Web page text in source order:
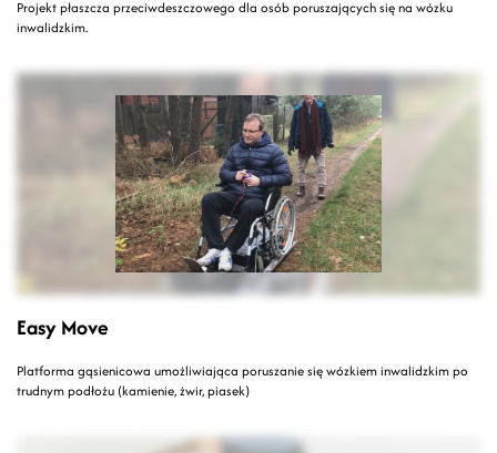
Projekt płaszcza przeciwdeszczowego dla osób poruszających się na wózku
inwalidzkim.
Easy Move
Platforma gąsienicowa umożliwiająca poruszanie się wózkiem inwalidzkim po
trudnym podłożu (kamienie, żwir, piasek)